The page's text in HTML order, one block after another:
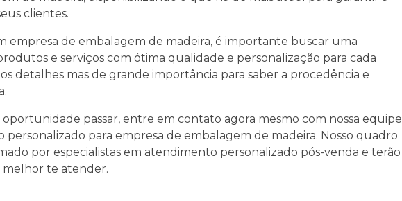
clientes.
empresa de embalagem de madeira, é importante buscar uma
e serviços com ótima qualidade e personalização para cada
detalhes mas de grande importância para saber a procedência e
oportunidade passar, entre em contato agora mesmo com nossa equipe
personalizado para empresa de embalagem de madeira. Nosso quadro
por especialistas em atendimento personalizado pós-venda e terão
melhor te atender.